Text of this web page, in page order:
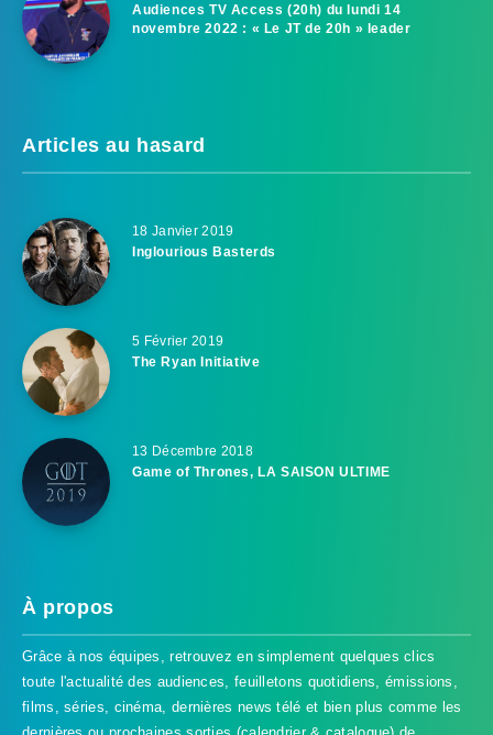
Audiences TV Access (20h) du lundi 14
novembre 2022 : « Le JT de 20h » leader
Articles au hasard
18 Janvier 2019
Inglourious Basterds
5 Février 2019
The Ryan Initiative
13 Décembre 2018
Game of Thrones, LA SAISON ULTIME
À propos
Grâce à nos équipes, retrouvez en simplement quelques clics
toute l'actualité des audiences, feuilletons quotidiens, émissions,
films, séries, cinéma, dernières news télé et bien plus comme les